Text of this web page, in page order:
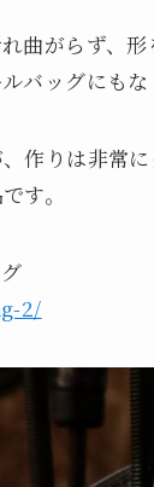
曲がらず、
バッグにもな
作りは非常
す。
2/